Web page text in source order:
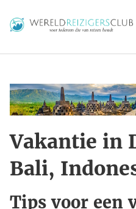
Vakantie in
Bali,
Tips voor een